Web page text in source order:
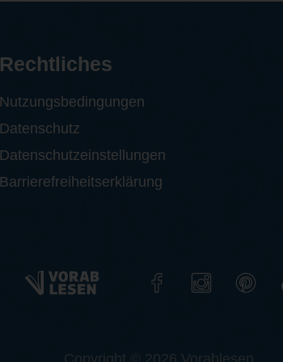
Rechtliches
Nutzungsbedingungen
Datenschutz
Datenschutzeinstellungen
Barrierefreiheitserklärung
Copyright © 2026 Vorablesen